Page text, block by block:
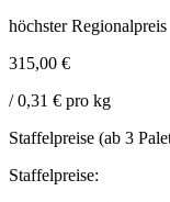
höchster Regionalpreis
315,00 €
/ 0,31 € pro kg
Staffelpreise (ab 3
Staffelpreise: